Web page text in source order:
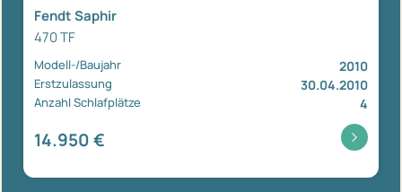
Fendt Saphir
470 TF
Modell-/Baujahr 2010
Erstzulassung 30.04.2010
Anzahl Schlafplätze 4
14.950 €